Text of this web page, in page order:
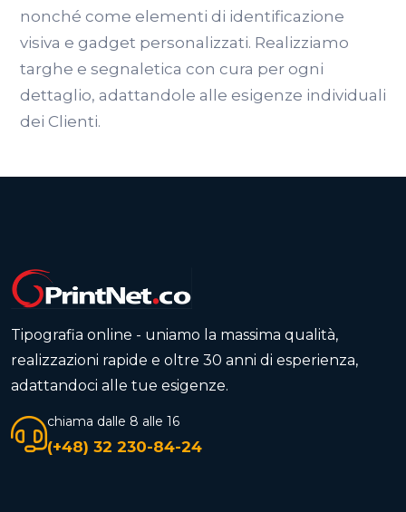
nonché come elementi di identificazione
visiva e gadget personalizzati. Realizziamo
targhe e segnaletica con cura per ogni
dettaglio, adattandole alle esigenze individuali
dei Clienti.
Tipografia online - uniamo la massima qualità,
realizzazioni rapide e oltre 30 anni di esperienza,
adattandoci alle tue esigenze.
chiama dalle 8 alle 16
(+48) 32 230-84-24